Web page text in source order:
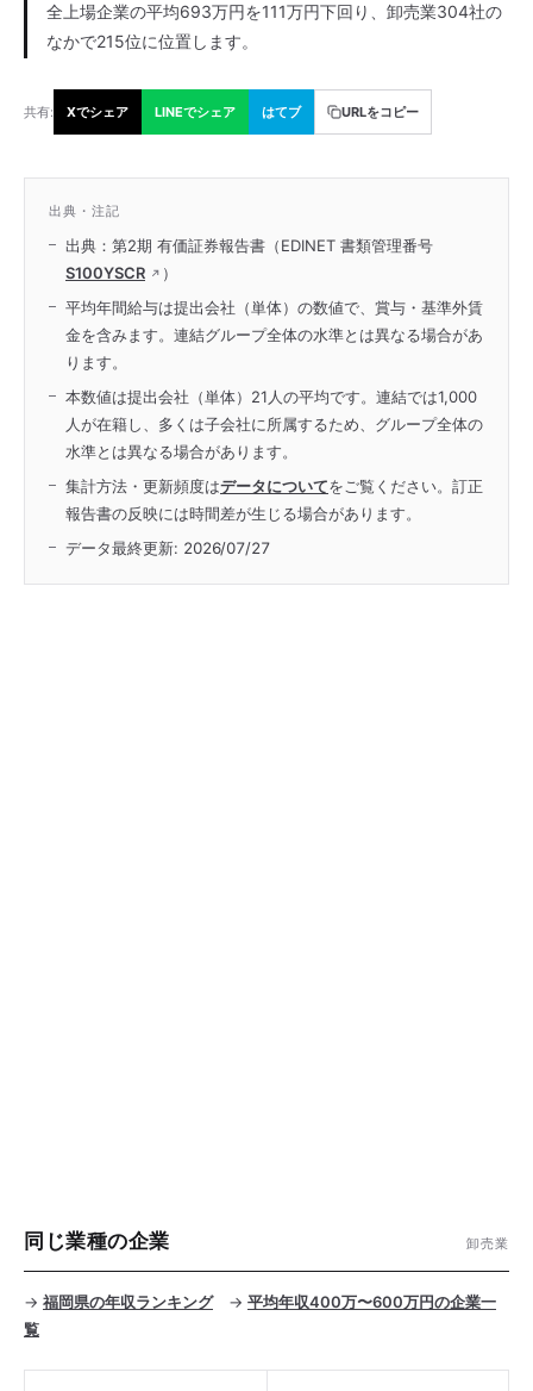
全上場企業の平均693万円を111万円下回り、卸売業304社の
なかで215位に位置します。
共有: Xでシェア LINEでシェア はてブ URLをコピー
出典・注記
出典：第2期 有価証券報告書（EDINET 書類管理番号
S100YSCR
）
平均年間給与は提出会社（単体）の数値で、賞与・基準外賃
金を含みます。連結グループ全体の水準とは異なる場合があ
ります。
本数値は提出会社（単体）21人の平均です。連結では1,000
人が在籍し、多くは子会社に所属するため、グループ全体の
水準とは異なる場合があります。
集計方法・更新頻度はデータについてをご覧ください。訂正
報告書の反映には時間差が生じる場合があります。
データ最終更新: 2026/07/27
同じ業種の企業 卸売業
→ 福岡県の年収ランキング→ 平均年収400万〜600万円の企業一
覧